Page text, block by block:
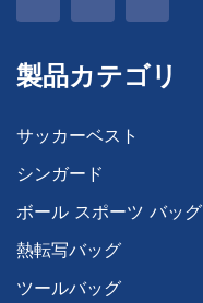
製品カテゴリ
サッカーベスト
シンガード
ボール スポーツ バッグ
熱転写バッグ
ツールバッグ